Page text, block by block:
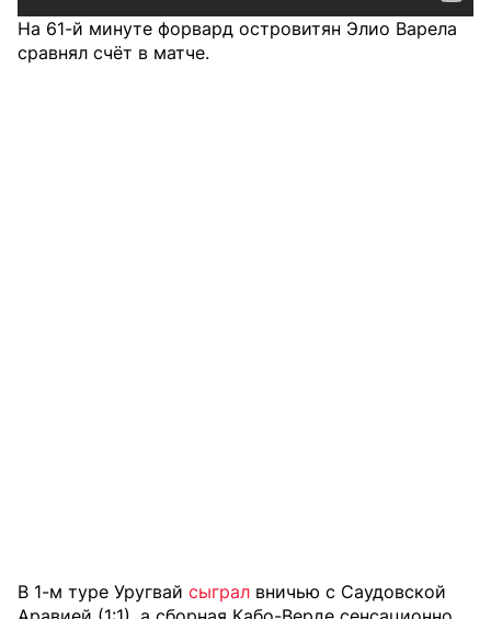
На 61-й минуте форвард островитян Элио Варела
сравнял счёт в матче.
В 1-м туре Уругвай сыграл вничью с Саудовской